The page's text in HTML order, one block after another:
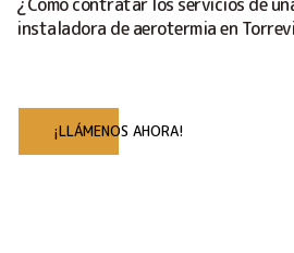
¿Cómo contratar los servicios de
instaladora de aerotermia en
¡LLÁMENOS AHORA!